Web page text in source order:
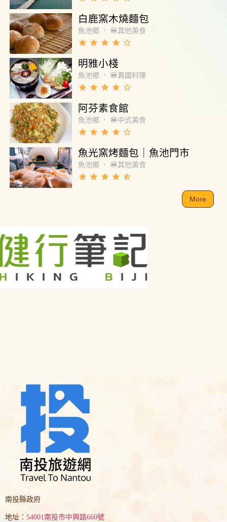
白鹿窯木燒麵包
魚池鄉 ． 🍔其他美食
grade grade grade grade star_border
明雅小棧
魚池鄉 ． 🍔異國料理
grade grade grade grade star_border
阿芬素食館
魚池鄉 ． 🍔中式美食
grade grade grade grade star_border
魚光窯烤麵包｜魚池門市
魚池鄉 ． 🍔其他美食
grade grade grade grade star_half
More
南投縣政府
地址： 54001南投市中興路660號